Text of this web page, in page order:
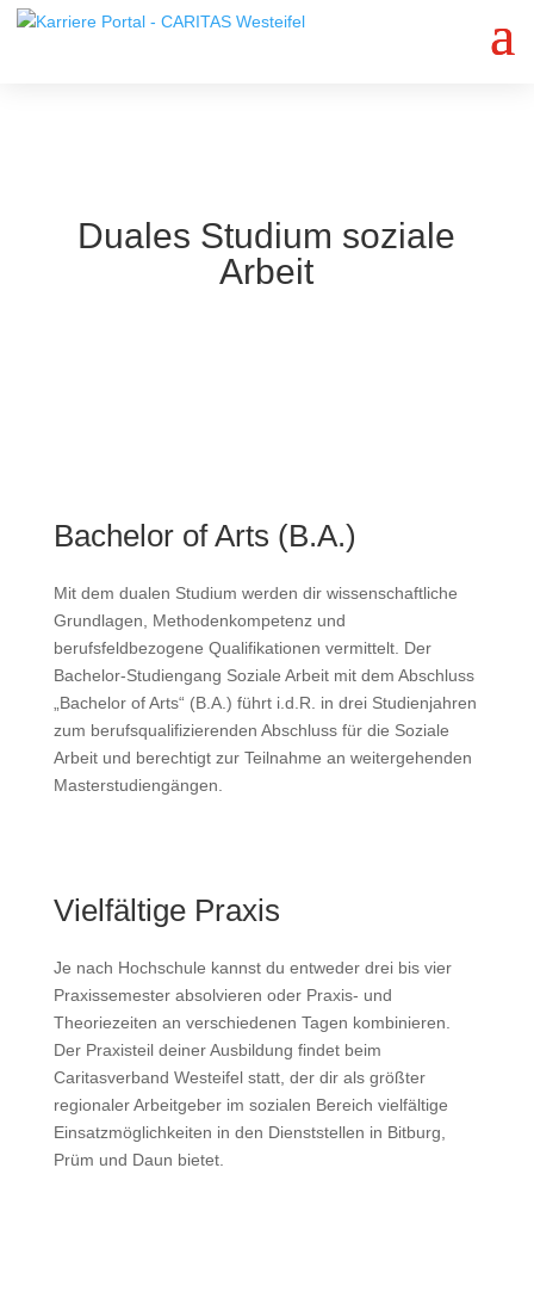
Jetzt bewerben
Duales Studium soziale
Arbeit
Bachelor of Arts (B.A.)
Mit dem dualen Studium werden dir wissenschaftliche
Grundlagen, Methodenkompetenz und
berufsfeldbezogene Qualifikationen vermittelt. Der
Bachelor-Studiengang Soziale Arbeit mit dem Abschluss
„Bachelor of Arts“ (B.A.) führt i.d.R. in drei Studienjahren
zum berufsqualifizierenden Abschluss für die Soziale
Arbeit und berechtigt zur Teilnahme an weitergehenden
Masterstudiengängen.
Vielfältige Praxis
Je nach Hochschule kannst du entweder drei bis vier
Praxissemester absolvieren oder Praxis- und
Theoriezeiten an verschiedenen Tagen kombinieren.
Der Praxisteil deiner Ausbildung findet beim
Caritasverband Westeifel statt, der dir als größter
regionaler Arbeitgeber im sozialen Bereich vielfältige
Einsatzmöglichkeiten in den Dienststellen in Bitburg,
Prüm und Daun bietet.